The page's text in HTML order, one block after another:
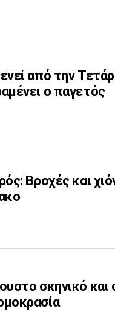
από την
ο παγετός
Βροχές και
σκηνικό